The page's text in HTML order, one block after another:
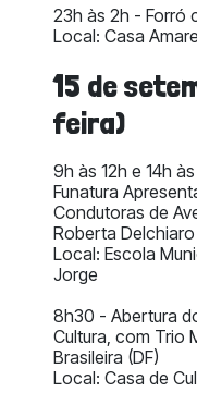
23h às 2h - Forró
Local: Casa
15 de
feira)
9h às 12h e 14h
Funatura
Condutoras de
Roberta Delchiaro
Local: Escola
Jorge
8h30 - Abertura
Cultura, com Trio
Brasileira (DF)
Local: Casa de